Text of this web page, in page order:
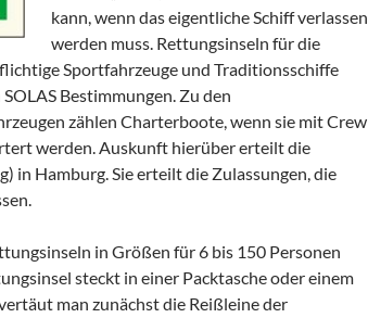
kann, wenn das eigentliche Schiff verlassen
werden muss. Rettungsinseln für die
Sportfahrzeuge und Traditionsschiffe
Bestimmungen. Zu den
zählen Charterboote, wenn sie mit Crew
werden. Auskunft hierüber erteilt die
in Hamburg. Sie erteilt die Zulassungen, die
in Größen für 6 bis 150 Personen
steckt in einer Packtasche oder einem
man zunächst die Reißleine der